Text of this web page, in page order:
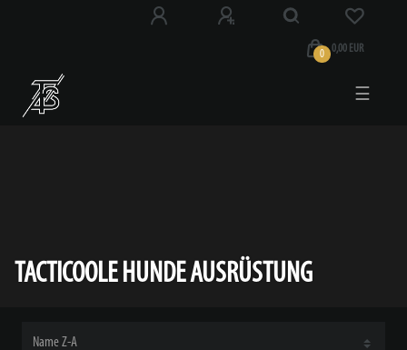
0 0,00 EUR
☰
TACTICOOLE HUNDE AUSRÜSTUNG